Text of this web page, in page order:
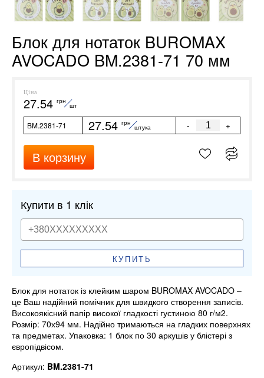
Блок для нотаток BUROMAX
AVOCADO BM.2381-71 70 мм
Ціна
27.54 грн
шт
BM.2381-71 27.54 грн
штука - +
В корзину
Купити в 1 клік
КУПИТЬ
Блок для нотаток із клейким шаром BUROMAX AVOCADO –
це Ваш надійний помічник для швидкого створення записів.
Високоякісний папір високої гладкості густиною 80 г/м2.
Розмір: 70х94 мм. Надійно тримаються на гладких поверхнях
та предметах. Упаковка: 1 блок по 30 аркушів у блістері з
європідвісом.
Артикул: BM.2381-71